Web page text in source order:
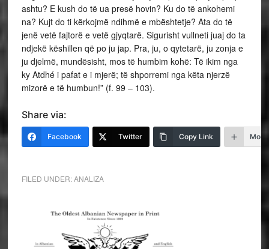
Share via:
Facebook Twitter Copy Link More
FILED UNDER:ANALIZA